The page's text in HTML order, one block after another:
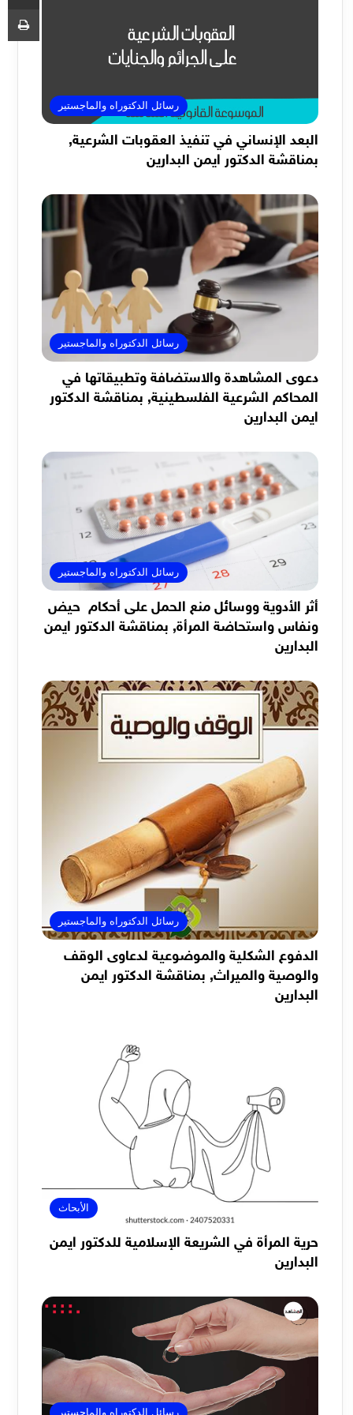
رسائل الدكتوراه والماجستير
البعد الإنساني في تنفيذ العقوبات الشرعية,
بمناقشة الدكتور ايمن البدارين
رسائل الدكتوراه والماجستير
دعوى المشاهدة والاستضافة وتطبيقاتها في
المحاكم الشرعية الفلسطينية, بمناقشة الدكتور
ايمن البدارين
رسائل الدكتوراه والماجستير
أثر الأدوية ووسائل منع الحمل على أحكام حيض
ونفاس واستحاضة المرأة, بمناقشة الدكتور ايمن
البدارين
رسائل الدكتوراه والماجستير
الدفوع الشكلية والموضوعية لدعاوى الوقف
والوصية والميراث, بمناقشة الدكتور ايمن
البدارين
الأبحاث
حرية المرأة في الشريعة الإسلامية للدكتور ايمن
البدارين